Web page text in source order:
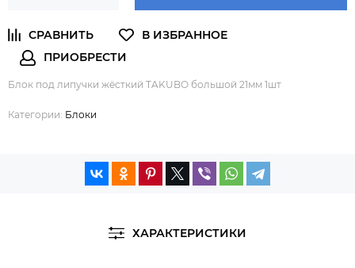
Блок под липучки жёсткий TAKUBO большой 21мм 1шт
Категории: Блоки
ХАРАКТЕРИСТИКИ